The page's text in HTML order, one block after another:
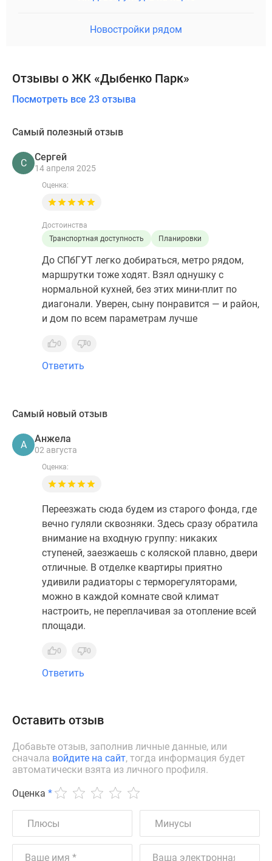
Новостройки рядом
Отзывы о ЖК «Дыбенко Парк»
Посмотреть все 23 отзыва
Самый полезный отзыв
С
Сергей
14 апреля 2025
Оценка:
Достоинства
Транспортная доступность
Планировки
До СПбГУТ легко добираться, метро рядом,
маршрутки тоже ходят. Взял однушку с
нормальной кухней, без этих мини-плит по
диагонали. Уверен, сыну понравится — и район,
и дом по всем параметрам лучше
0 0
Ответить
Самый новый отзыв
А
Анжела
02 августа
Оценка:
Переезжать сюда будем из старого фонда, где
вечно гуляли сквозняки. Здесь сразу обратила
внимание на входную группу: никаких
ступеней, заезжаешь с коляской плавно, двери
отличные. В отделке квартиры приятно
удивили радиаторы с терморегуляторами,
можно в каждой комнате свой климат
настроить, не переплачивая за отопление всей
площади.
0 0
Ответить
Оставить отзыв
Добавьте отзыв, заполнив личные данные, или
сначала войдите на сайт, тогда информация будет
автоматически взята из личного профиля.
Оценка *